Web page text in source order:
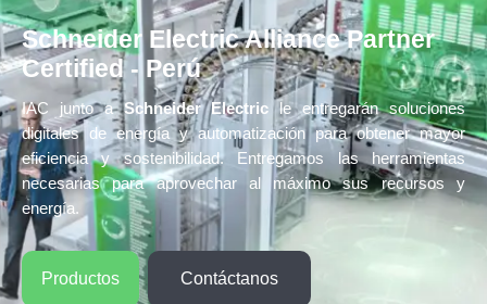
Schneider Electric Alliance Partner
Certified - Perú
IAC junto aSchneider Electric le entregarán soluciones
digitales de energía y automatización para obtener mayor
eficiencia y sostenibilidad. Entregamos las herramientas
necesarias para aprovechar al máximo sus recursos y
energía.
Productos Contáctanos